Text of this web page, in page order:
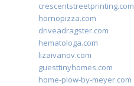
crescentstreetprinting.com
hornopizza.com
driveadragster.com
hematologa.com
lizaivanov.com
guesttinyhomes.com
home-plow-by-meyer.com